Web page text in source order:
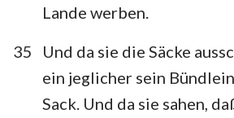
Lande werben.
35
Und da sie die Säcke
ein jeglicher sein
Sack. Und da sie sahen,